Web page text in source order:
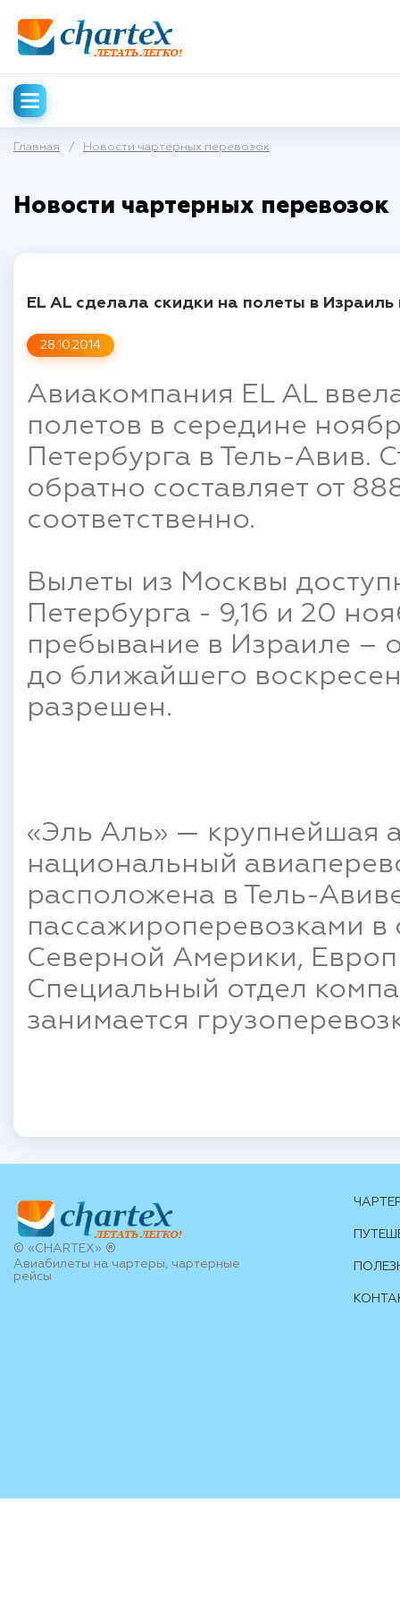
Главная / Новости чартерных перевозок
Новости чартерных перевозок
28.10.2014
EL AL сделала скидки на полеты в Израиль
Авиакомпания EL AL
полетов в середине
Петербурга в Тель-Авив.
обратно составляет от
соответственно.
Вылеты из Москвы
Петербурга - 9,16 и 20
пребывание в Израиле –
до ближайшего
разрешен.
«Эль Аль» — крупнейшая
национальный
расположена в Тель-
пассажироперевозками
Северной Америки,
Специальный отдел
занимается
© «CHARTEX» ®
Авиабилеты на чартеры, чартерные
рейсы